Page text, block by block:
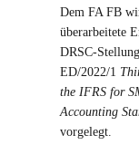
Dem FA FB
überarbeitete
DRSC-
ED/2022/1
the IFRS for
Accounting
vorgelegt.